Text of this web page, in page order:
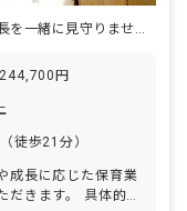
新しい環境で、子どもたちの成長を一緒に見守りませんか？あなたの笑顔が輝く場所がここにあります！
円
徒歩21分）
成長に応じた保育業
す。 具体的な